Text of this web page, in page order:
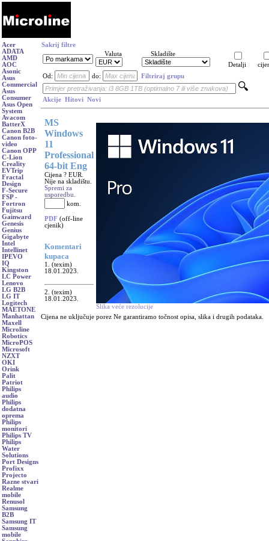
Acer
ADATA
AMD
AOC
Asonic
Asus
Commercial
Asus
Consumer
Asus Open
System
Avacom
BatterX
Canon B2B
Canon foto-
video
Canon OPP
C-Lion
Creality
EVTrip
Fractal
Design
F-Secure
FSP -
Fortron
Fujitsu
Gainward
Genesis
Genius
Gigabyte
Intel
Intellinet
IPEVO
IQ
Kingston
LC Power
Lenovo
LG B2B
LG IT
Logitech
MAETONE
Manhattan
Maxell
Microline
Robotics
MicroPOS
Microsoft
NZXT
OKI
Orink
Palit
Patriot
Philips
audio
Philips
dodatna
oprema
Philips
monitori
Philips TV
Philips
Water
Solutions
Port Designs
Profixx
Projecto
Razne stvari
Realme
mobile
Renusol
Samsung
B2B
Samsung IT
Samsung
mobile
Sakrij filtre
Valuta
Skladište
Detalji
Od:
do: Filtriraj grupu
Akcije Hitovi Novi
MS
Windows
11
Professional
64-bit Eng
Cijena ? EUR.
Nije na skladištu.
Spremi za
usporedbu.
kom.
PDF (off-line
cjenik)
Komentari
kupaca
1. (texim)
18.01.2023.
2. (texim)
18.01.2023.
Slika veće rezolucije
Cijena ne uključuje porez Ne garantiramo točnost opisa, slika i drugih podataka.